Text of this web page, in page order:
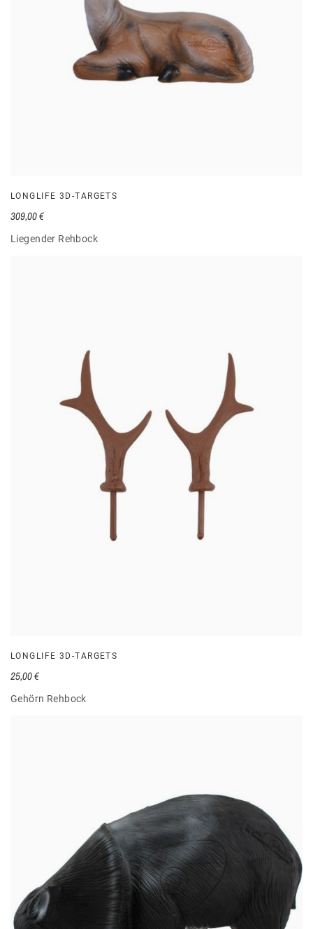
LONGLIFE 3D-TARGETS
Liegender Rehbock
309,00 €
LONGLIFE 3D-TARGETS
Gehörn Rehbock
25,00 €